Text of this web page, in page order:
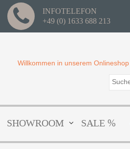
INFOTELEFON
+49 (0) 1633 688 213
Willkommen in unserem Onlineshop
SHOWROOM SALE %